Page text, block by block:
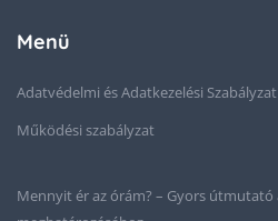
Menü
Adatvédelmi és Adatkezelési Szabályzat
Működési szabályzat
Mennyit ér az órám? – Gyors